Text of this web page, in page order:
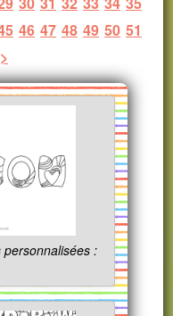
46 47 48 49 50 51
: